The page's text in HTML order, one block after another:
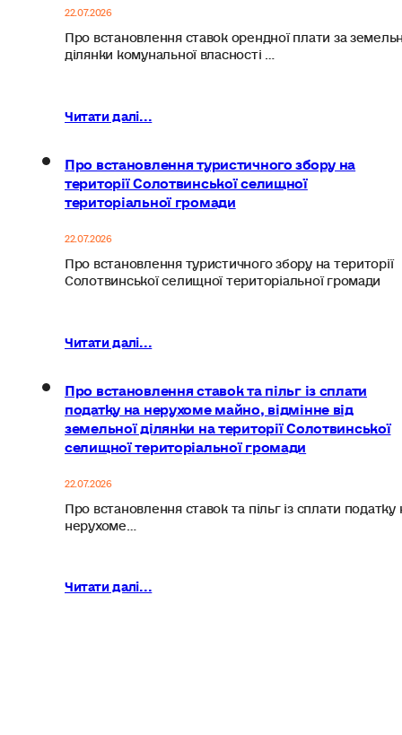
22.07.2026
Про встановлення ставок орендної плати за
ділянки комунальної власності …
Читати далі...
Про встановлення туристичного збору на
території Солотвинської селищної
територіальної громади
22.07.2026
Про встановлення туристичного збору на території
Солотвинської селищної територіальної громади
Читати далі...
Про встановлення ставок та пільг із сплати
податку на нерухоме майно, відмінне від
земельної ділянки на території Солотвинської
селищної територіальної громади
22.07.2026
Про встановлення ставок та пільг із сплати податку
нерухоме…
Читати далі...